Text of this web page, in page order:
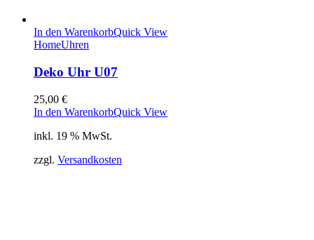
In den WarenkorbQuick View
HomeUhren
Deko Uhr U07
25,00 €
In den WarenkorbQuick View
inkl. 19 % MwSt.
zzgl. Versandkosten